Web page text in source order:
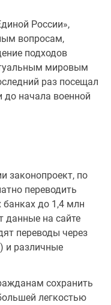
России»,
вопросам,
подходов
мировым
раз посещал
до начала военной
законопроект, по
переводить
до 1,4 млн
данные на сайте
переводы через
и различные
сохранить
легкостью